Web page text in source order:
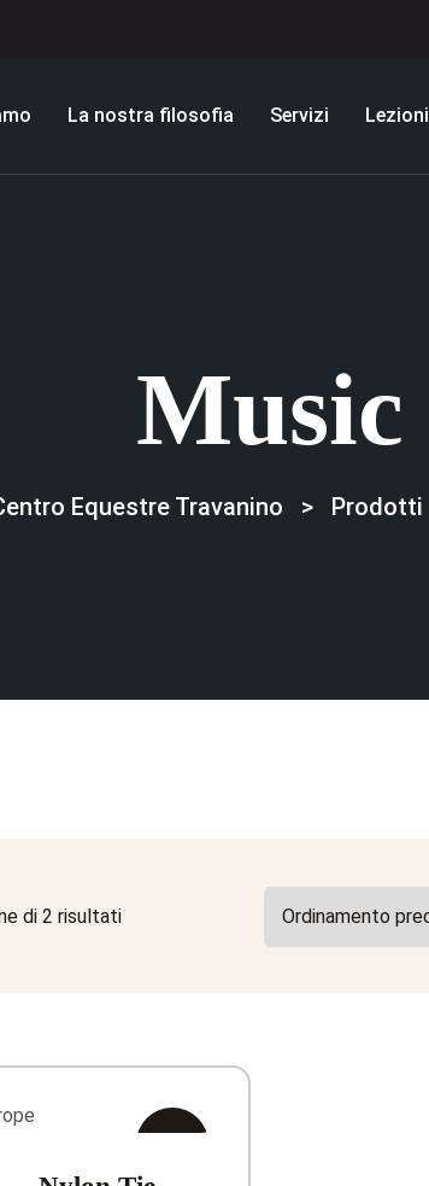
La nostra filosofia Servizi Lezioni
Music
Equestre Travanino > Prodotti
di 2 risultati